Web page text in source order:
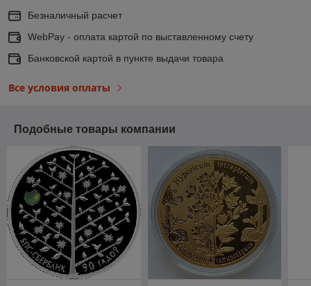
Безналичный расчет
WebPay - оплата картой по выставленному счету
Банковской картой в пункте выдачи товара
Все условия оплаты
Подобные товары компании